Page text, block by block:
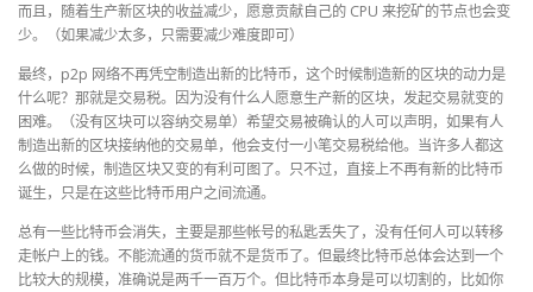
而且，随着生产新区块的收益减少，愿意贡献自己的 CPU 来挖矿的节点也会变
少。（如果减少太多，只需要减少难度即可）
最终，p2p 网络不再凭空制造出新的比特币，这个时候制造新的区块的动力是
什么呢？那就是交易税。因为没有什么人愿意生产新的区块，发起交易就变的
困难。（没有区块可以容纳交易单）希望交易被确认的人可以声明，如果有人
制造出新的区块接纳他的交易单，他会支付一小笔交易税给他。当许多人都这
么做的时候，制造区块又变的有利可图了。只不过，直接上不再有新的比特币
诞生，只是在这些比特币用户之间流通。
总有一些比特币会消失，主要是那些帐号的私匙丢失了，没有任何人可以转移
走帐户上的钱。不能流通的货币就不是货币了。但最终比特币总体会达到一个
比较大的规模，准确说是两千一百万个。但比特币本身是可以切割的，比如你